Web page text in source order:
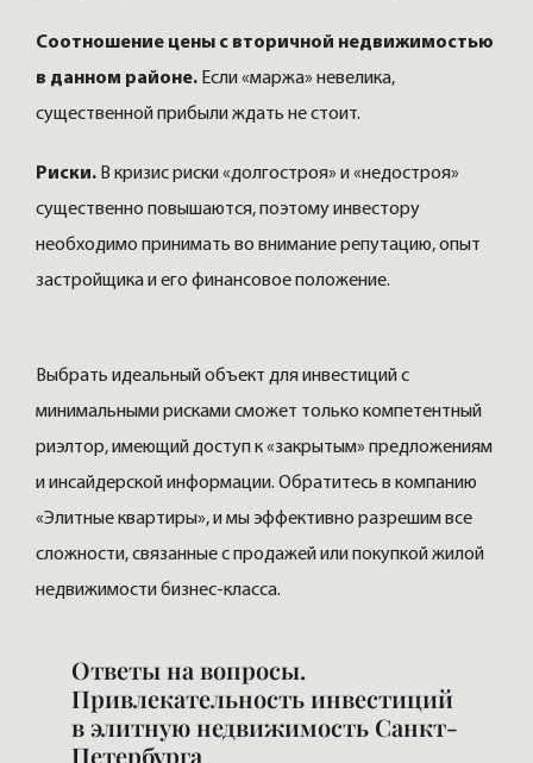
Соотношение цены с вторичной недвижимостью
в данном районе. Если «маржа» невелика,
существенной прибыли ждать не стоит.
Риски. В кризис риски «долгостроя» и «недостроя»
существенно повышаются, поэтому инвестору
необходимо принимать во внимание репутацию, опыт
застройщика и его финансовое положение.
Выбрать идеальный объект для инвестиций с
минимальными рисками сможет только компетентный
риэлтор, имеющий доступ к «закрытым» предложениям
и инсайдерской информации. Обратитесь в компанию
«Элитные квартиры», и мы эффективно разрешим все
сложности, связанные с продажей или покупкой жилой
недвижимости бизнес-класса.
Ответы на вопросы.
Привлекательность инвестиций
в элитную недвижимость Санкт-
Петербурга